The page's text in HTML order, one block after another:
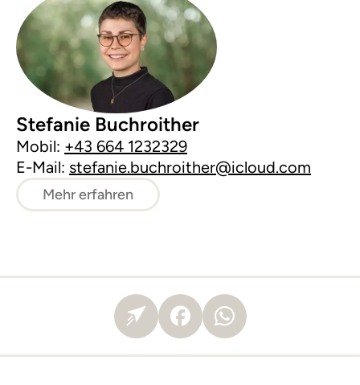
Stefanie Buchroither
Mobil: +43 664 1232329
E-Mail: stefanie.buchroither@icloud.com
Mehr erfahren